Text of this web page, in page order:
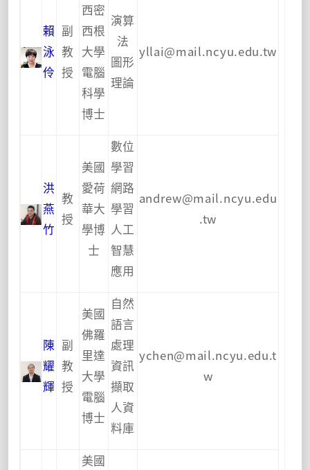
賴
泳
伶
副
教
授
西密
西根
大學
電腦
科學
博士
演算
法
圖形
理論
yllai@mail.ncyu.edu.tw
洪
燕
竹
教
授
美國
愛荷
華大
學博
士
數位
學習
網路
學習
人工
智慧
應用
andrew@mail.ncyu.edu
.tw
陳
耀
輝
副
教
授
美國
佛羅
里達
大學
電腦
博士
自然
語言
處理
資訊
擷取
人資
料庫
ychen@mail.ncyu.edu.t
w
美國